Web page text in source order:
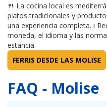
🍴 La cocina local es
platos tradicionales y
una experiencia completa. ℹ
moneda, el idioma y las
estancia.
FERRIS DESDE LAS MOLISE
FAQ - Molise